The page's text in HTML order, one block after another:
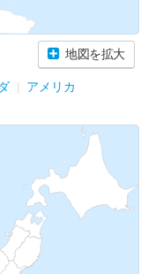
地図を拡大
アメリカ